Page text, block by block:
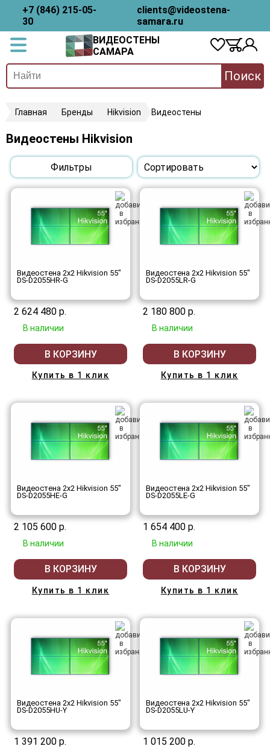
+7 (846) 215-05-
30
clients@videostena-
samara.ru
ВИДЕОСТЕНЫ
САМАРА
Поиск
Главная Бренды Hikvision Видеостены
Видеостены Hikvision
Фильтры
Видеостена 2x2 Hikvision 55"
DS-D2055HR-G
2 624 480 р.
В наличии
В КОРЗИНУ
Купить в 1 клик
Видеостена 2x2 Hikvision 55"
DS-D2055LR-G
2 180 800 р.
В наличии
В КОРЗИНУ
Купить в 1 клик
Видеостена 2x2 Hikvision 55"
DS-D2055HE-G
2 105 600 р.
В наличии
В КОРЗИНУ
Купить в 1 клик
Видеостена 2x2 Hikvision 55"
DS-D2055LE-G
1 654 400 р.
В наличии
В КОРЗИНУ
Купить в 1 клик
Видеостена 2x2 Hikvision 55"
DS-D2055HU-Y
1 391 200 р.
Видеостена 2x2 Hikvision 55"
DS-D2055LU-Y
1 015 200 р.